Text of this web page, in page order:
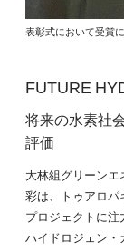
表彰式において受賞
FUTURE
将来の水素社
評価
大林組グリーン
彩は、トゥアロ
プロジェクトに注
ハイドロジェン